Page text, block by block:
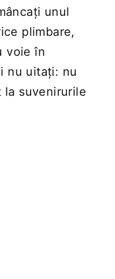
unul
plimbare,
voie în
nu uitați: nu
la suvenirurile